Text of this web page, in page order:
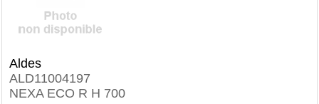
Aldes
ALD11004197
NEXA ECO R H 700